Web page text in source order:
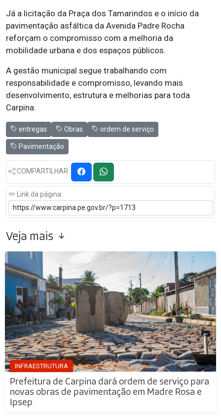
Já a licitação da Praça dos Tamarindos e o início da
pavimentação asfáltica da Avenida Padre Rocha
reforçam o compromisso com a melhoria da
mobilidade urbana e dos espaços públicos.
A gestão municipal segue trabalhando com
responsabilidade e compromisso, levando mais
desenvolvimento, estrutura e melhorias para toda
Carpina.
entregas Obras ordem de serviço
Pavimentação
COMPARTILHAR:
Link da página:
Veja mais
INFRAESTRUTURA
Prefeitura de Carpina dará ordem de serviço para
novas obras de pavimentação em Madre Rosa e
Ipsep